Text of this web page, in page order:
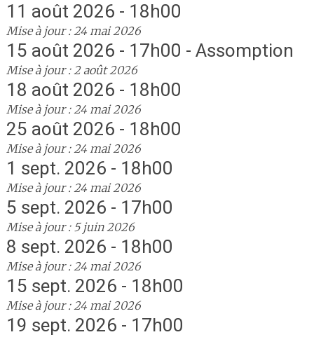
11 août 2026 - 18h00
Mise à jour : 24 mai 2026
15 août 2026 - 17h00 - Assomption
Mise à jour : 2 août 2026
18 août 2026 - 18h00
Mise à jour : 24 mai 2026
25 août 2026 - 18h00
Mise à jour : 24 mai 2026
1 sept. 2026 - 18h00
Mise à jour : 24 mai 2026
5 sept. 2026 - 17h00
Mise à jour : 5 juin 2026
8 sept. 2026 - 18h00
Mise à jour : 24 mai 2026
15 sept. 2026 - 18h00
Mise à jour : 24 mai 2026
19 sept. 2026 - 17h00